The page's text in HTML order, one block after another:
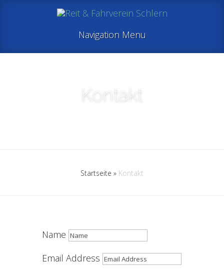
Navigation Menu
Kontakt
Startseite » Kontakt
Name
Email Address